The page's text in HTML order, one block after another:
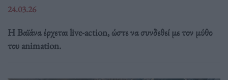
24.03.26
Η Βαϊάνα έρχεται live-action, ώστε να συνδεθεί με τον μύθο
του animation.